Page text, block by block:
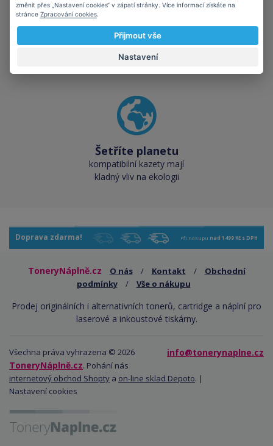
Skladem téměř vše
přes 50 000 skladových
Šetříte planetu
kompatibilní kazety mají
kladný vliv na ekologii
Doprava zdarma! Při nákupu nad 1499 Kč s DPH
ToneryNáplně.cz O nás / Kontakt /
Obchodní
podmínky
/ Vše o nákupu
Prodej originálních i alternativních tonerů, cartridge a náplní pro
laserové a inkoustové tiskárny.
info@tonerynaplne.cz
Všechna práva vyhrazena © 2026
ToneryNáplně.cz. Pohání nás
internetový obchod Shopty a on-line sklad Depoto. |
Nastavení cookies
změnit přes „Nastavení cookies“ v zápatí stránky. Více informací získáte na
stránce Zpracování cookies
Přijmout vše
Nastavení